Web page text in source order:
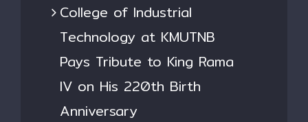
College of Industrial
Technology at KMUTNB
Pays Tribute to King Rama
IV on His 220th Birth
Anniversary